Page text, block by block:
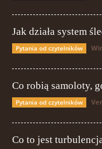
Jak działa system
Pytania od czytelników
Co robią samoloty,
Pytania od czytelników
Co to jest